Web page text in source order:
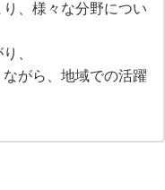
、様々な分野につい
、
がら、地域での活躍